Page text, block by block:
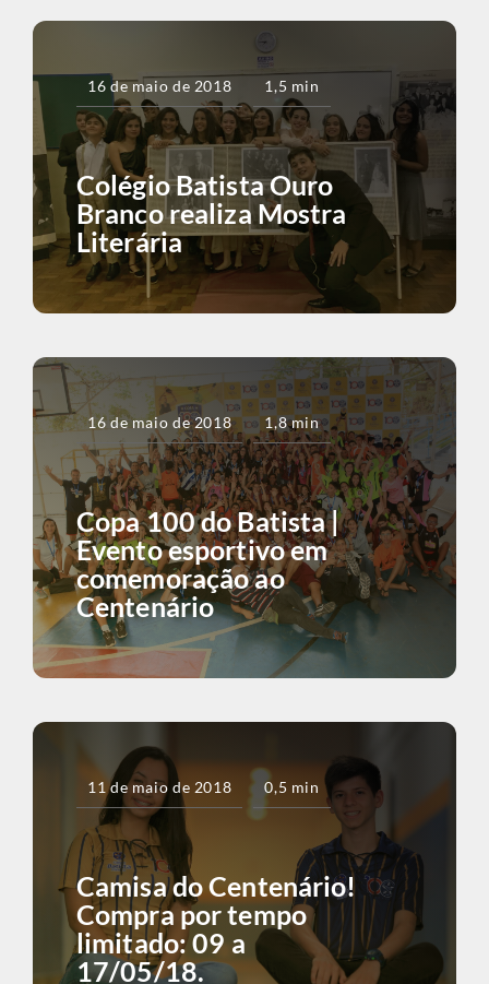
16 de maio de 2018 1,5 min
Colégio Batista Ouro
Branco realiza Mostra
Literária
16 de maio de 2018 1,8 min
Copa 100 do Batista |
Evento esportivo em
comemoração ao
Centenário
11 de maio de 2018 0,5 min
Camisa do Centenário!
Compra por tempo
limitado: 09 a
17/05/18.